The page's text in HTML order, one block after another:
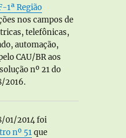
1ª Região
nos campos de
telefônicas,
automação,
CAU/BR aos
nº 21 do
2016.
01/2014 foi
nº 51que